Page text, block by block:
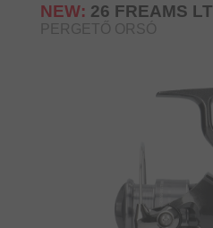
NEW: 26 FREAMS LT
PERGETŐ ORSÓ